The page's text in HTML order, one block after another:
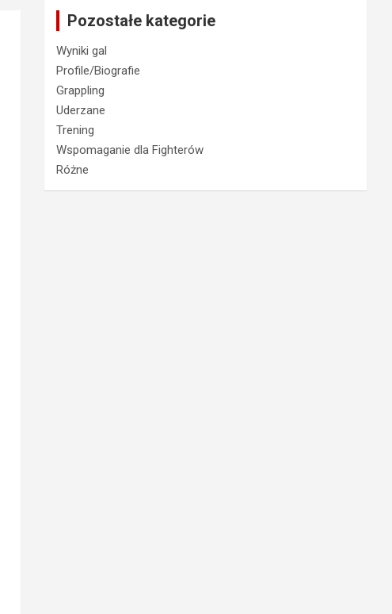
Pozostałe kategorie
Wyniki gal
Profile/Biografie
Grappling
Uderzane
Trening
Wspomaganie dla Fighterów
Różne